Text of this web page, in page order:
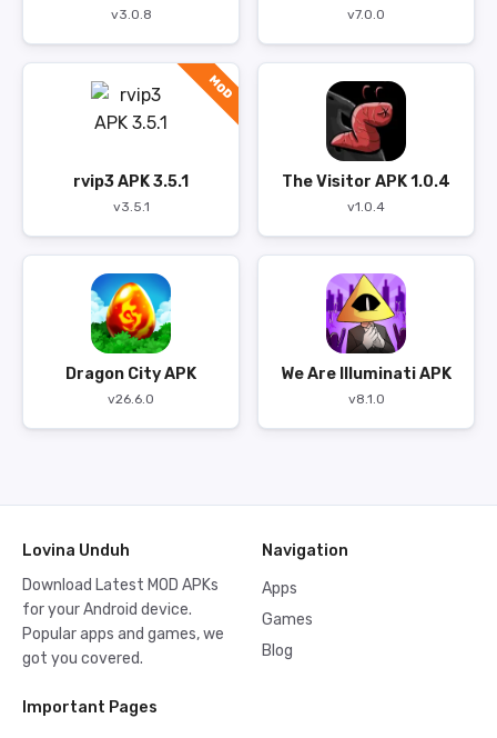
v3.0.8 v7.0.0
MOD
rvip3 APK 3.5.1
v3.5.1
The Visitor APK 1.0.4
v1.0.4
Dragon City APK
v26.6.0
We Are Illuminati APK
v8.1.0
Lovina Unduh
Download Latest MOD APKs
for your Android device.
Popular apps and games, we
got you covered.
Navigation
Apps
Games
Blog
Important Pages